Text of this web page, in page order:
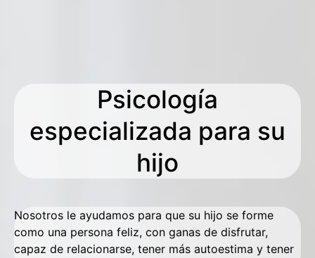
Psicología
especializada para su
hijo
Nosotros le ayudamos para que su hijo se forme
como una persona feliz, con ganas de disfrutar,
capaz de relacionarse, tener más autoestima y tener